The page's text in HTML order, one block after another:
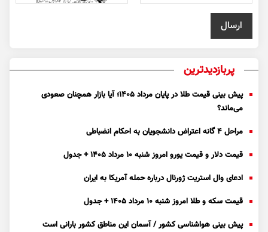
پربازدیدترین
پیش بینی قیمت طلا در پایان مرداد 1405؛ آیا بازار همچنان صعودی
می‌ماند؟
مراحل ۴ گانه اعتراض دانشجویان به احکام انضباطی
قیمت دلار و قیمت یورو امروز شنبه ۱۰ مرداد ۱۴۰۵ + جدول
ادعای وال استریت ژورنال درباره حمله آمریکا به ایران
قیمت سکه و طلا امروز شنبه ۱۰ مرداد ۱۴۰۵ + جدول
پیش بینی هواشناسی کشور / آسمان این مناطق کشور بارانی است